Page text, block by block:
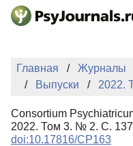
Перейти к основному
Главная Журналы
Выпуски
2022.
Consortium
2022. Том 3. № 2. С.
doi:10.17816/CP163